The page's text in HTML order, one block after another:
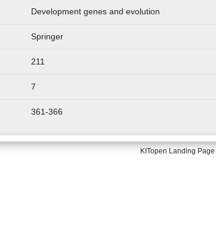
Development genes and evolution
Springer
211
7
361-366
KITopen Landing Page